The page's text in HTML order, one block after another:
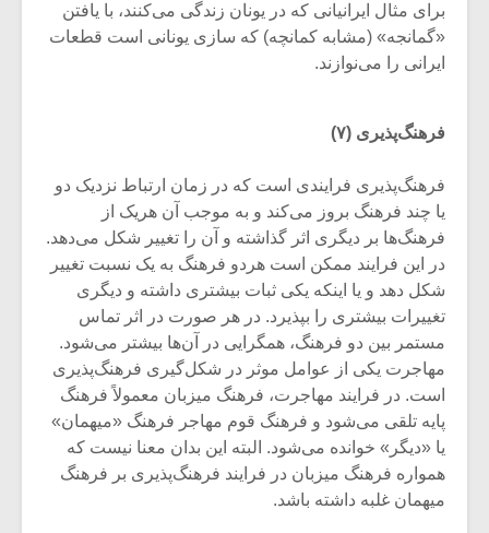
برای مثال ایرانیانی که در یونان زندگی می‌کنند، با یافتن
«گمانجه» (مشابه کمانچه) که سازی یونانی است قطعات
ایرانی را می‌نوازند.
فرهنگ‌پذیری (۷)
فرهنگ‌پذیری فرایندی است که در زمان ارتباط نزدیک دو
یا چند فرهنگ بروز می‌کند و به موجب آن هریک از
فرهنگ‌ها بر دیگری اثر گذاشته و آن را تغییر شکل می‌دهد.
در این فرایند ممکن است هردو فرهنگ به یک نسبت تغییر
شکل دهد و یا اینکه یکی ثبات بیشتری داشته و دیگری
تغییرات بیشتری را بپذیرد. در هر صورت در اثر تماس
مستمر بین دو فرهنگ، همگرایی در آن‌ها بیشتر می‌شود.
مهاجرت یکی از عوامل موثر در شکل‌گیری فرهنگ‌پذیری
است. در فرایند مهاجرت، فرهنگ میزبان معمولاً فرهنگ
پایه تلقی می‌شود و فرهنگ قوم مهاجر فرهنگ «میهمان»
یا «دیگر» خوانده می‌شود. البته این بدان معنا نیست که
همواره فرهنگ میزبان در فرایند فرهنگ‌پذیری بر فرهنگ
میهمان غلبه داشته باشد.
شیش و نیم»
اگر نمی توانی
برگزار